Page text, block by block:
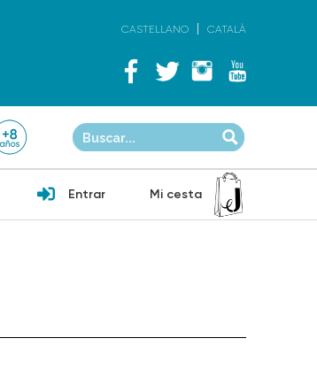
CASTELLANO CATALÀ
Entrar Mi cesta